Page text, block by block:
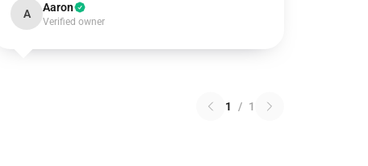
A Aaron
Verified owner
1 / 1